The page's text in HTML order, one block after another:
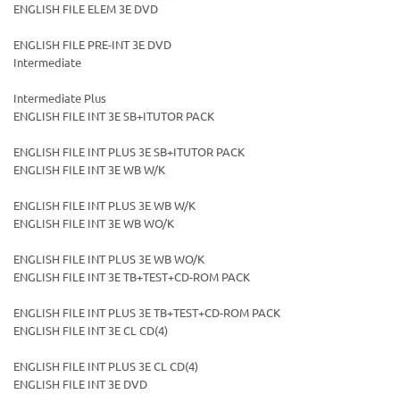
ENGLISH FILE ELEM 3E DVD
ENGLISH FILE PRE-INT 3E DVD
Intermediate
Intermediate Plus
ENGLISH FILE INT 3E SB+ITUTOR PACK
ENGLISH FILE INT PLUS 3E SB+ITUTOR PACK
ENGLISH FILE INT 3E WB W/K
ENGLISH FILE INT PLUS 3E WB W/K
ENGLISH FILE INT 3E WB WO/K
ENGLISH FILE INT PLUS 3E WB WO/K
ENGLISH FILE INT 3E TB+TEST+CD-ROM PACK
ENGLISH FILE INT PLUS 3E TB+TEST+CD-ROM PACK
ENGLISH FILE INT 3E CL CD(4)
ENGLISH FILE INT PLUS 3E CL CD(4)
ENGLISH FILE INT 3E DVD